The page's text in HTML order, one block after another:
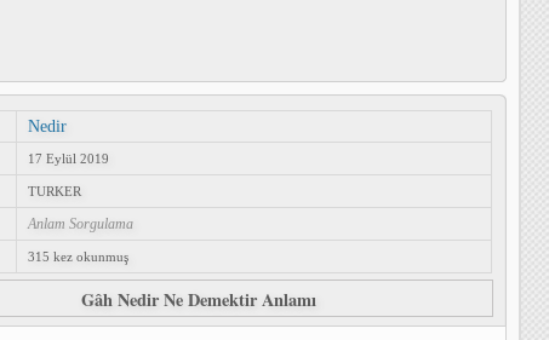
Nedir
17 Eylül 2019
TURKER
Anlam Sorgulama
315 kez okunmuş
Gâh Nedir Ne Demektir Anlamı